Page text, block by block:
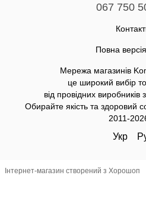
067 750
Повна
Мережа магазинів
це широкий вибір
від провідних виробників
Обирайте якість та здоровий
2011-
Укр
Інтернет-магазин створений з Хорошоп